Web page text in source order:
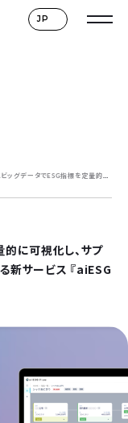
JP
量的に可視化し、サプライチェーンの情報把握と開示を可能にする新サービス 『aiESG Flow』β版をリリース
に可視化し、サプ
新サービス 『aiESG